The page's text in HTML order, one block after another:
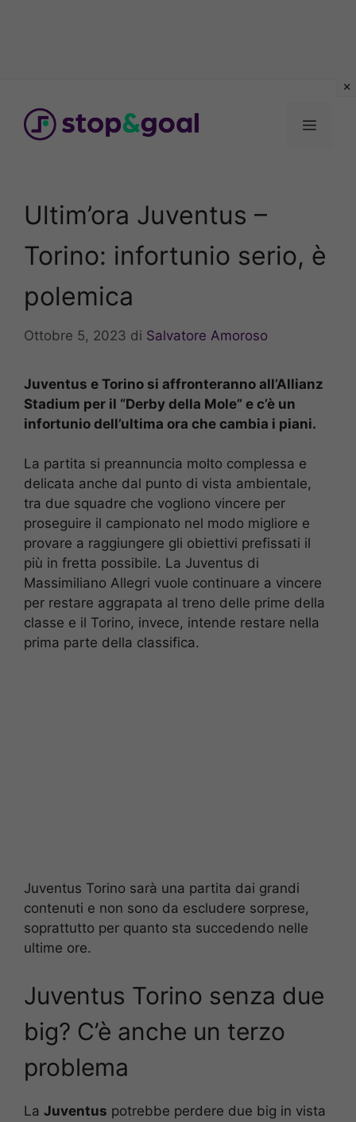
contenuto
Menu
Ultim’ora Juventus –
Torino: infortunio serio, è
polemica
Ottobre 5, 2023 di Salvatore Amoroso
Juventus e Torino si affronteranno all’Allianz
Stadium per il “Derby della Mole” e c’è un
infortunio dell’ultima ora che cambia i piani.
La partita si preannuncia molto complessa e
delicata anche dal punto di vista ambientale,
tra due squadre che vogliono vincere per
proseguire il campionato nel modo migliore e
provare a raggiungere gli obiettivi prefissati il
più in fretta possibile. La Juventus di
Massimiliano Allegri vuole continuare a vincere
per restare aggrapata al treno delle prime della
classe e il Torino, invece, intende restare nella
prima parte della classifica.
Juventus Torino sarà una partita dai grandi
contenuti e non sono da escludere sorprese,
soprattutto per quanto sta succedendo nelle
ultime ore.
Juventus Torino senza due
big? C’è anche un terzo
problema
La Juventus potrebbe perdere due big in vista